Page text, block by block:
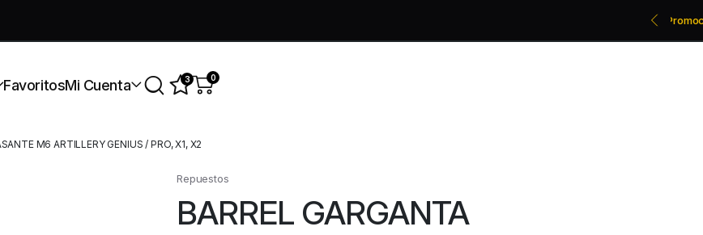
FavoritosMi Cuenta 3 0
M6 ARTILLERY GENIUS / PRO, X1, X2
Repuestos
BARREL GARGANTA